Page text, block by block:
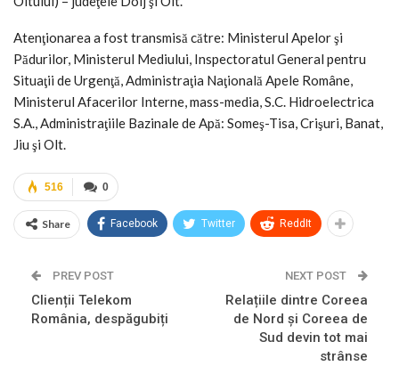
Atenţionarea a fost transmisă către: Ministerul Apelor şi
Pădurilor, Ministerul Mediului, Inspectoratul General pentru
Situaţii de Urgenţă, Administraţia Naţională Apele Române,
Ministerul Afacerilor Interne, mass-media, S.C. Hidroelectrica
S.A., Administraţiile Bazinale de Apă: Someş-Tisa, Crişuri, Banat,
Jiu şi Olt.
0
516
Share Facebook Twitter ReddIt
PREV POST
Clienții Telekom
România, despăgubiți
NEXT POST
Relațiile dintre Coreea
de Nord și Coreea de
Sud devin tot mai
strânse